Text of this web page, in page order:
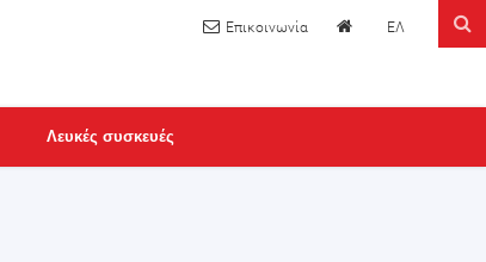
ΕΛ
Λευκές συσκευές